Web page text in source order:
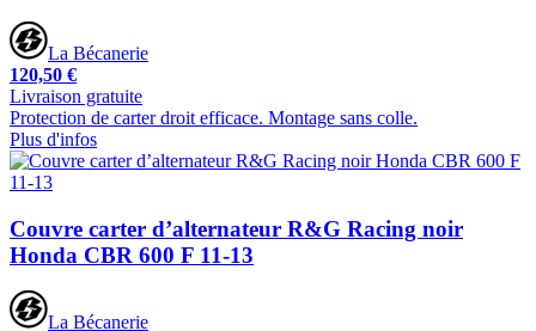
La Bécanerie
120,50 €
Livraison gratuite
Protection de carter droit efficace. Montage sans colle.
Plus d'infos
Couvre carter d’alternateur R&G Racing noir
Honda CBR 600 F 11-13
La Bécanerie